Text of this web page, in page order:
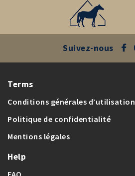
Suivez-nous
Terms
Conditions générales d’utilisation
Politique de confidentialité
Mentions légales
Help
FAQ